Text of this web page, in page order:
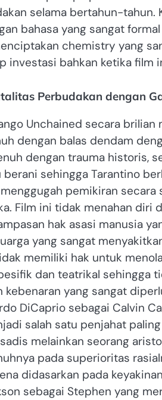
selama bertahun-tahun.
bahasa yang sangat
chemistry yang
investasi bahkan ketika film
Perbudakan dengan
Unchained secara
dengan balas dendam
dengan trauma historis,
sehingga Tarantino
pemikiran
Film ini tidak menahan diri
hak asasi manusia
yang sangat
memiliki hak untuk
dan teatrikal sehingga
kebenaran yang sangat
DiCaprio sebagai Calvin
salah satu penjahat
melainkan seorang
pada superioritas
didasarkan pada
sebagai Stephen yang